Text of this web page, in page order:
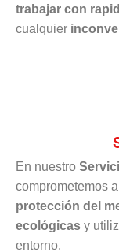
trabajar con
cualquier
En nuestro
comprometemos
protección del
ecológicas y
entorno.